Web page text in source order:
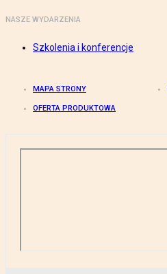
NASZE WYDARZENIA
Szkolenia i konferencje
MAPA STRONY
OFERTA PRODUKTOWA